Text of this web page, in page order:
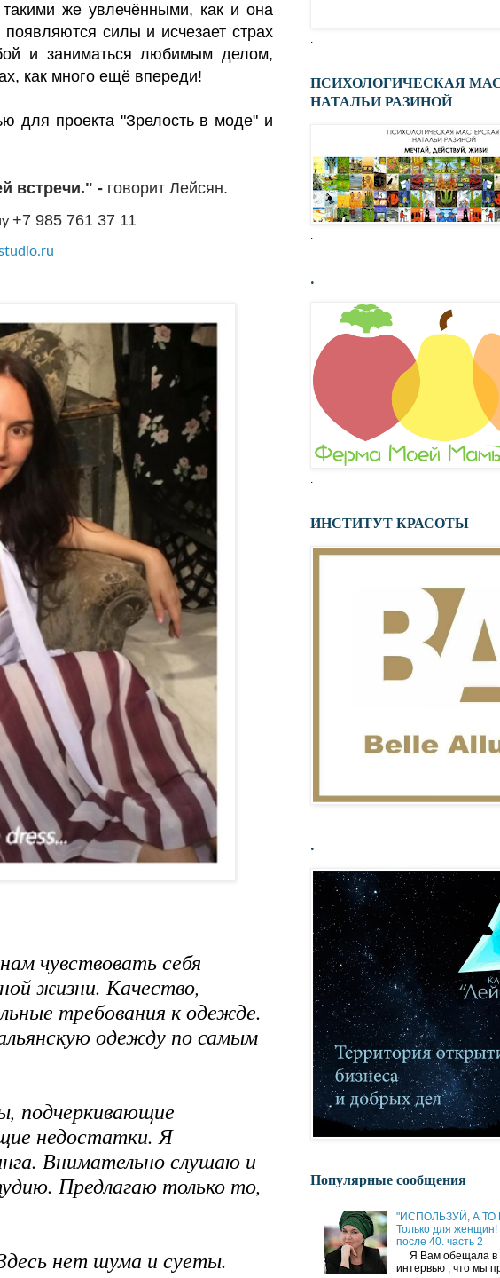
же увлечёнными, как и она
силы и исчезает страх
и заниматься любимым делом,
как много ещё впереди!
проекта "Зрелость в моде" и
встречи." - говорит Лейсян.
+7 985 761 37 11
чувствовать себя
жизни. Качество,
требования к одежде.
одежду по самым
подчеркивающие
недостатки. Я
Внимательно слушаю и
Предлагаю только то,
нет шума и суеты.
.
ПСИХОЛОГИЧЕСКАЯ
НАТАЛЬИ РАЗИНОЙ
.
.
.
ИНСТИТУТ КРАСОТЫ
.
Популярные сообщения
"ИСПОЛЬЗУЙ, А
Только для женщин!
после 40. часть 2
Я Вам обещала в
интервью , что мы